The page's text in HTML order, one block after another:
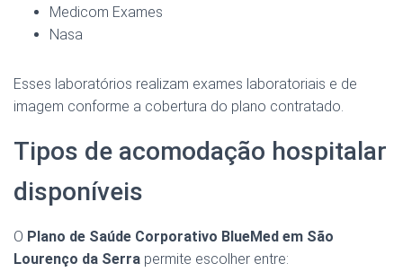
Medicom Exames
Nasa
Esses laboratórios realizam exames laboratoriais e de
imagem conforme a cobertura do plano contratado.
Tipos de acomodação hospitalar
disponíveis
O Plano de Saúde Corporativo BlueMed em São
Lourenço da Serra permite escolher entre: